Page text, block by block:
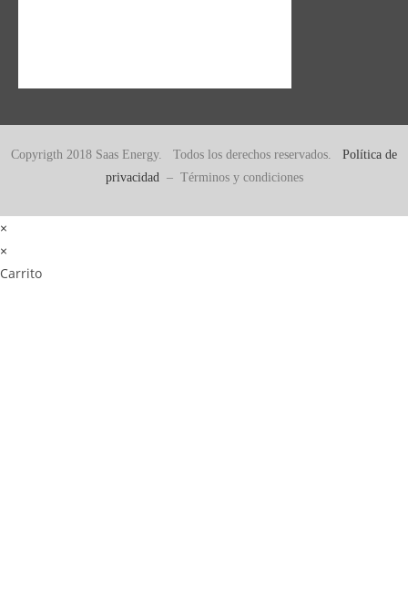
Copyrigth 2018 Saas Energy. Todos los derechos reservados. Política de
privacidad– Términos y condiciones
×
×
Carrito